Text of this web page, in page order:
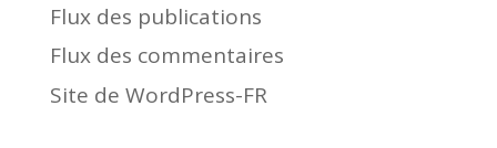
Flux des publications
Flux des commentaires
Site de WordPress-FR